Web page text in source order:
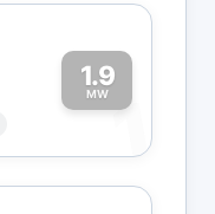
1.9
MW1